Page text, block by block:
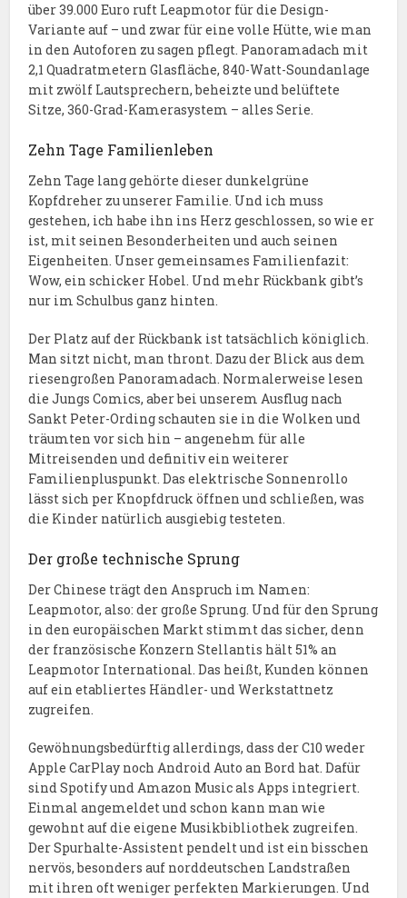
über 39.000 Euro ruft Leapmotor für die Design-
Variante auf – und zwar für eine volle Hütte, wie man
in den Autoforen zu sagen pflegt. Panoramadach mit
2,1 Quadratmetern Glasfläche, 840-Watt-Soundanlage
mit zwölf Lautsprechern, beheizte und belüftete
Sitze, 360-Grad-Kamerasystem – alles Serie.
Zehn Tage Familienleben
Zehn Tage lang gehörte dieser dunkelgrüne
Kopfdreher zu unserer Familie. Und ich muss
gestehen, ich habe ihn ins Herz geschlossen, so wie er
ist, mit seinen Besonderheiten und auch seinen
Eigenheiten. Unser gemeinsames Familienfazit:
Wow, ein schicker Hobel. Und mehr Rückbank gibt’s
nur im Schulbus ganz hinten.
Der Platz auf der Rückbank ist tatsächlich königlich.
Man sitzt nicht, man thront. Dazu der Blick aus dem
riesengroßen Panoramadach. Normalerweise lesen
die Jungs Comics, aber bei unserem Ausflug nach
Sankt Peter-Ording schauten sie in die Wolken und
träumten vor sich hin – angenehm für alle
Mitreisenden und definitiv ein weiterer
Familienpluspunkt. Das elektrische Sonnenrollo
lässt sich per Knopfdruck öffnen und schließen, was
die Kinder natürlich ausgiebig testeten.
Der große technische Sprung
Der Chinese trägt den Anspruch im Namen:
Leapmotor, also: der große Sprung. Und für den Sprung
in den europäischen Markt stimmt das sicher, denn
der französische Konzern Stellantis hält 51% an
Leapmotor International. Das heißt, Kunden können
auf ein etabliertes Händler- und Werkstattnetz
zugreifen.
Gewöhnungsbedürftig allerdings, dass der C10 weder
Apple CarPlay noch Android Auto an Bord hat. Dafür
sind Spotify und Amazon Music als Apps integriert.
Einmal angemeldet und schon kann man wie
gewohnt auf die eigene Musikbibliothek zugreifen.
Der Spurhalte-Assistent pendelt und ist ein bisschen
nervös, besonders auf norddeutschen Landstraßen
mit ihren oft weniger perfekten Markierungen. Und